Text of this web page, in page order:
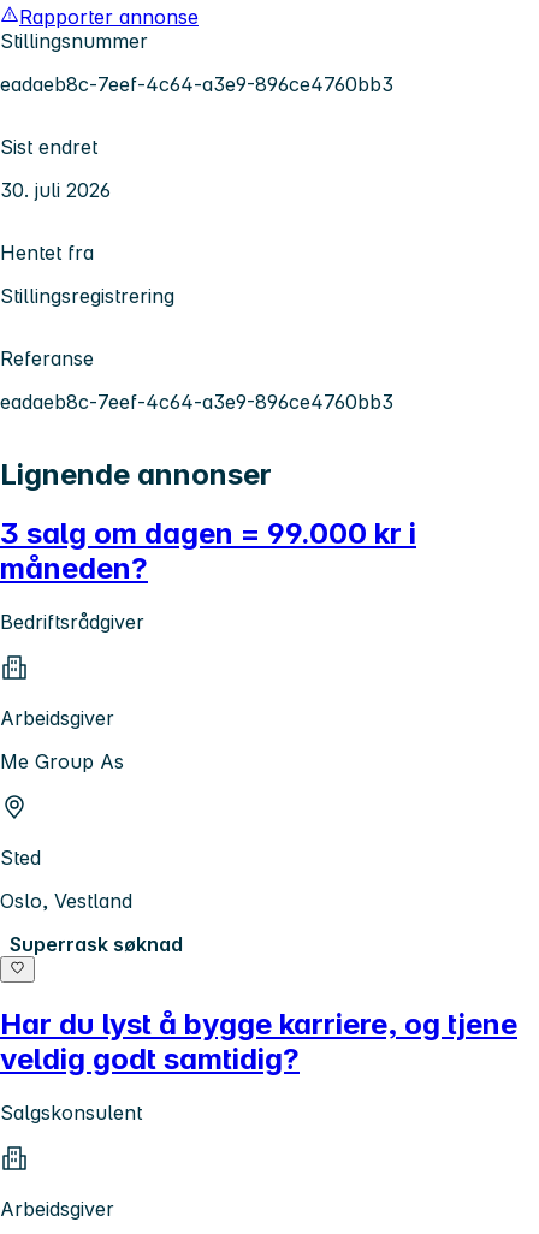
Rapporter annonse
Stillingsnummer
eadaeb8c-7eef-4c64-a3e9-896ce4760bb3
Sist endret
30. juli 2026
Hentet fra
Stillingsregistrering
Referanse
eadaeb8c-7eef-4c64-a3e9-896ce4760bb3
Lignende annonser
3 salg om dagen = 99.000 kr i
måneden?
Bedriftsrådgiver
Arbeidsgiver
Me Group As
Sted
Oslo, Vestland
Superrask søknad
Har du lyst å bygge karriere, og tjene
veldig godt samtidig?
Salgskonsulent
Arbeidsgiver